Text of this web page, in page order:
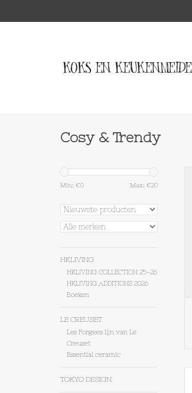
Cosy & Trendy
Min: €0 Max: €20
HKLIVING
HKLIVING COLLECTION 25-26
HKLIVING ADDITIONS 2026
Boeken
LE CREUSET
Les Forgees lijn van Le
Creuset
Essential ceramic
TOKYO DESIGN